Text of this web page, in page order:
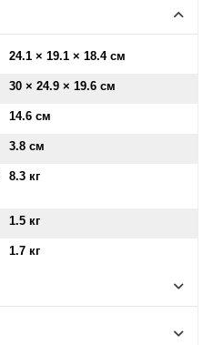
24.1 × 19.1 × 18.4 см
30 × 24.9 × 19.6 см
14.6 см
3.8 см
8.3 кг
1.5 кг
1.7 кг